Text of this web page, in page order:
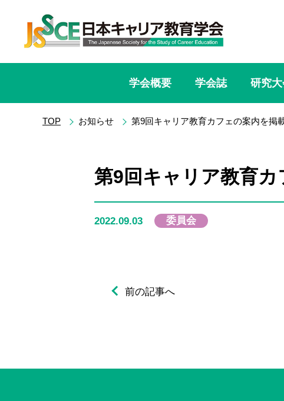
学会概要 学会誌 研究
TOP お知らせ 第9回キャリア教育カフェの案内を掲
第9回キャリア教育カ
2022.09.03 委員会
前の記事へ